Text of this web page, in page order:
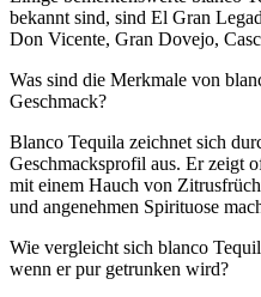
bekannt sind, sind El Gran
Don Vicente, Gran Dovejo,
Was sind die Merkmale von
Geschmack?
Blanco Tequila zeichnet sich
Geschmacksprofil aus. Er zeigt
mit einem Hauch von
und angenehmen Spirituose
Wie vergleicht sich blanco
wenn er pur getrunken wird?